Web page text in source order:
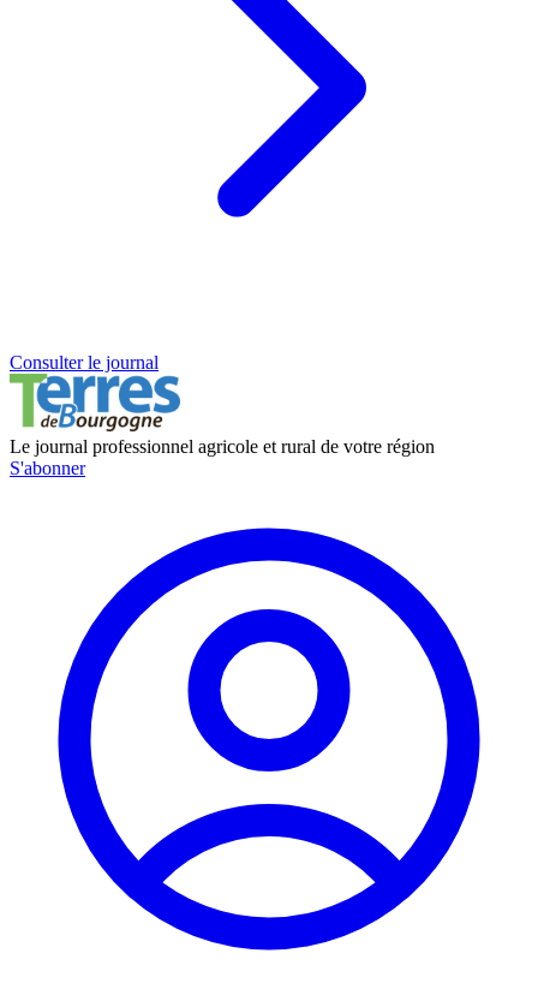
Consulter le journal
Le journal professionnel agricole et rural de votre région
S'abonner